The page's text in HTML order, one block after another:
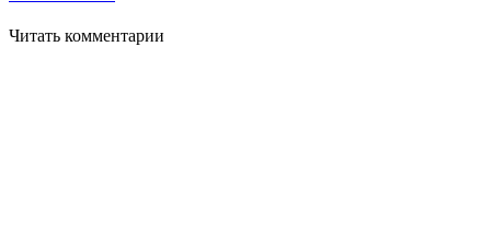
Читать комментарии